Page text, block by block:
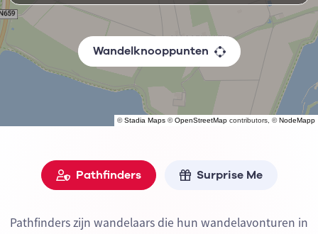
©Stadia Maps ©OpenStreetMap contributors, ©NodeMapp
Wandelknooppunten
Pathfinders Surprise Me
Pathfinders zijn wandelaars die hun wandelavonturen in